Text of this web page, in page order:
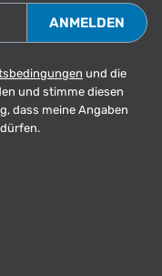
und die
und stimme diesen
dass meine Angaben